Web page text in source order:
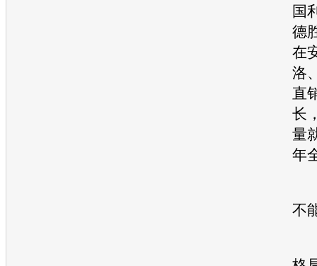
国
德
在
洛
直
长
量
年
不